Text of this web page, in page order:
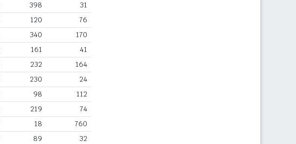
398 31
120 76
340 170
161 41
232 164
230 24
98 112
219 74
18 760
89 32